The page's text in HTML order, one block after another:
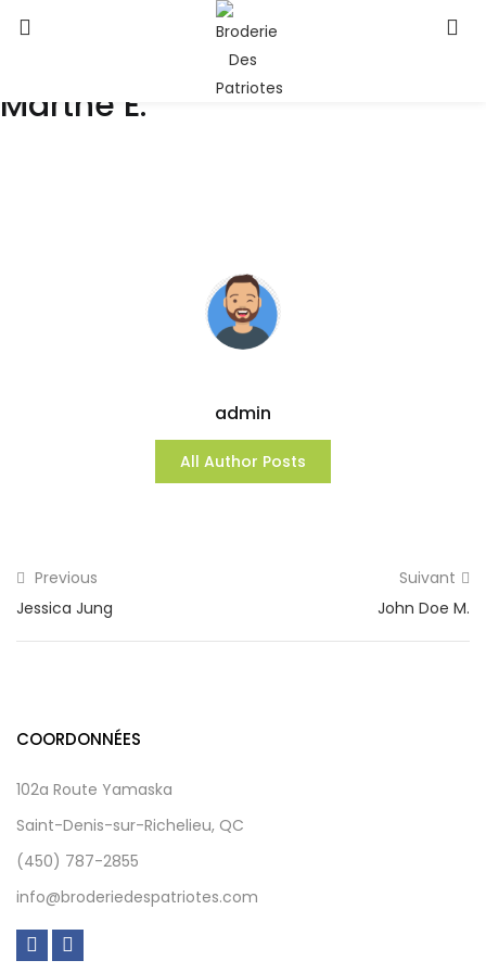
Marthe E.
admin
All Author Posts
Previous
Jessica Jung
Suivant
John Doe M.
COORDONNÉES
102a Route Yamaska
Saint-Denis-sur-Richelieu, QC
(450) 787-2855
info@broderiedespatriotes.com